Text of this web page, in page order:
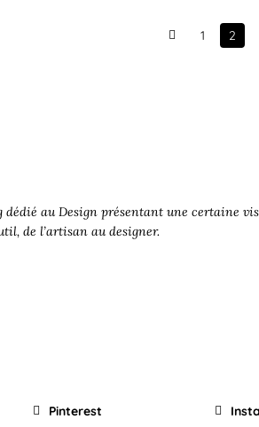
Prev 1 2
au Design présentant une certaine
de l’artisan au designer.
Pinterest